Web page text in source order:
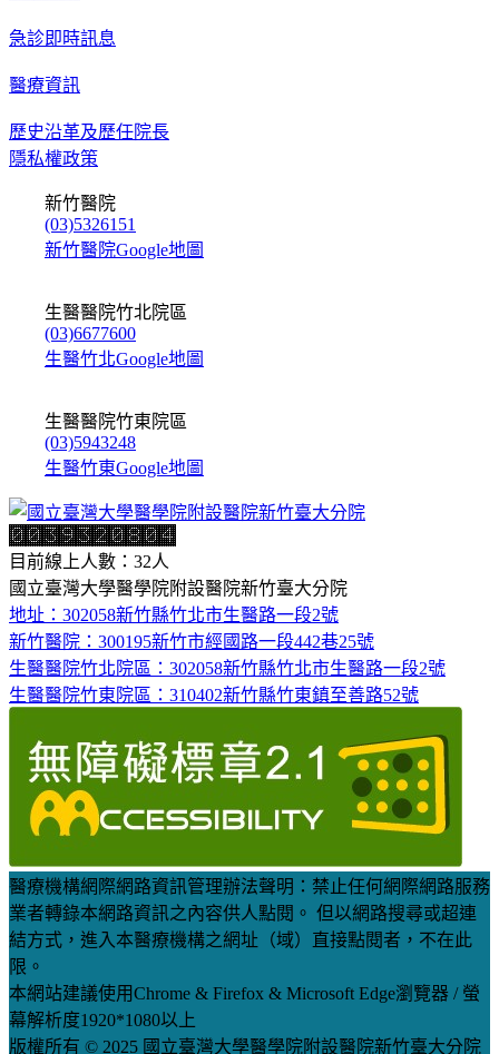
急診即時訊息
醫療資訊
歷史沿革及歷任院長
隱私權政策
新竹醫院
(03)5326151
新竹醫院Google地圖
生醫醫院竹北院區
(03)6677600
生醫竹北Google地圖
生醫醫院竹東院區
(03)5943248
生醫竹東Google地圖
目前線上人數：32人
國立臺灣大學醫學院附設醫院新竹臺大分院
地址：302058新竹縣竹北市生醫路一段2號
新竹醫院：300195新竹市經國路一段442巷25號
生醫醫院竹北院區：302058新竹縣竹北市生醫路一段2號
生醫醫院竹東院區：310402新竹縣竹東鎮至善路52號
醫療機構網際網路資訊管理辦法聲明：禁止任何網際網路服務
業者轉錄本網路資訊之內容供人點閱。 但以網路搜尋或超連
結方式，進入本醫療機構之網址（域）直接點閱者，不在此
限。
本網站建議使用Chrome & Firefox & Microsoft Edge瀏覽器 / 螢
幕解析度1920*1080以上
版權所有 © 2025 國立臺灣大學醫學院附設醫院新竹臺大分院